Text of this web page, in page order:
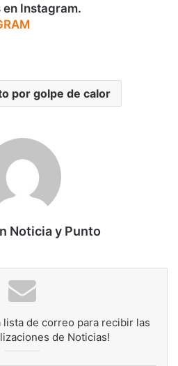
Instagram.
por golpe de calor
Noticia y Punto
lista de correo para recibir las
de Noticias!